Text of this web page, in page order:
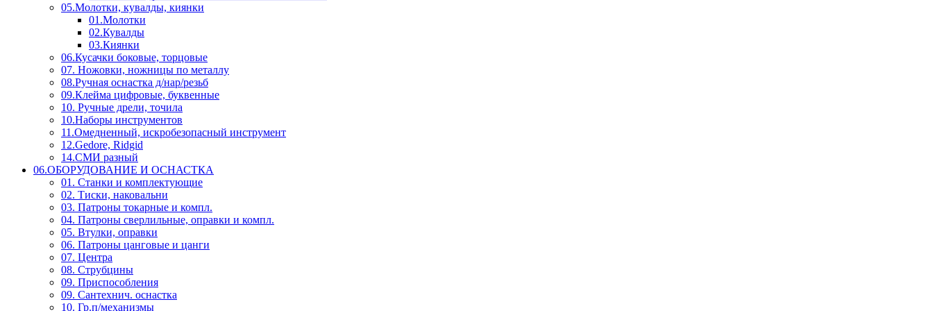
05.Молотки, кувалды, киянки
01.Молотки
02.Кувалды
03.Киянки
06.Кусачки боковые, торцовые
07. Ножовки, ножницы по металлу
08.Ручная оснастка д/нар/резьб
09.Клейма цифровые, буквенные
10. Ручные дрели, точила
10.Наборы инструментов
11.Омедненный, искробезопасный инструмент
12.Gedore, Ridgid
14.СМИ разный
06.ОБОРУДОВАНИЕ И ОСНАСТКА
01. Станки и комплектующие
02. Тиски, наковальни
03. Патроны токарные и компл.
04. Патроны сверлильные, оправки и компл.
05. Втулки, оправки
06. Патроны цанговые и цанги
07. Центра
08. Струбцины
09. Приспособления
09. Сантехнич. оснастка
10. Гр.п/механизмы